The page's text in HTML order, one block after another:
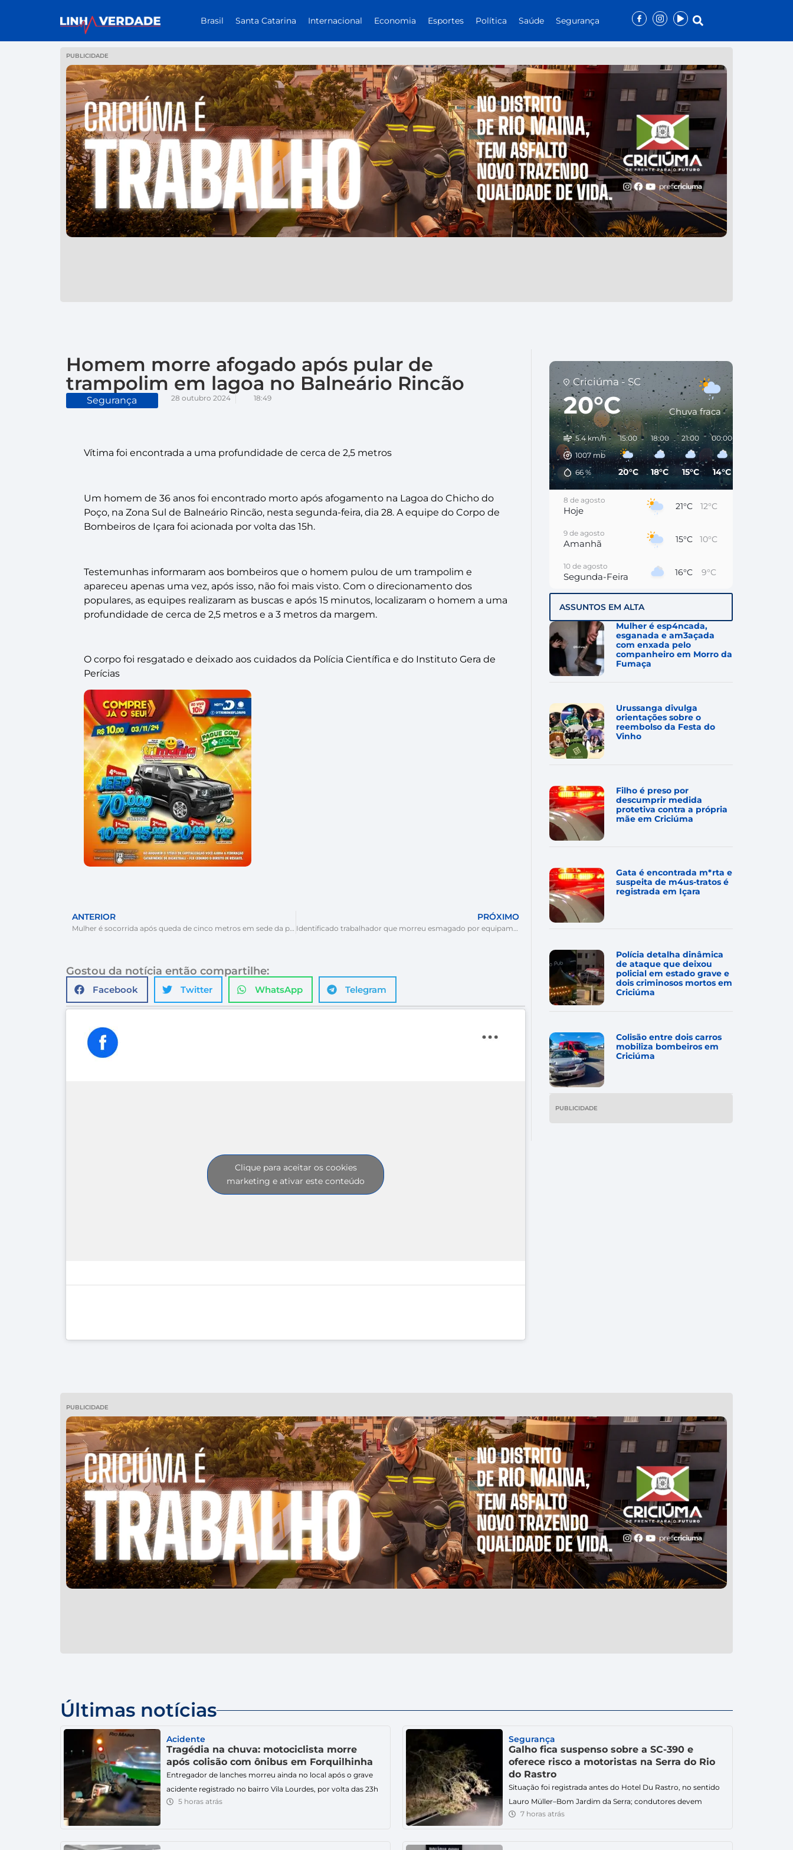
Brasil Santa Catarina Internacional Economia Esportes Política Saúde Segurança
PUBLICIDADE
Homem morre afogado após pular de
trampolim em lagoa no Balneário Rincão
Segurança 28 outubro 2024 18:49
Vítima foi encontrada a uma profundidade de cerca de 2,5 metros
Um homem de 36 anos foi encontrado morto após afogamento na Lagoa do Chicho do
Poço, na Zona Sul de Balneário Rincão, nesta segunda-feira, dia 28. A equipe do Corpo de
Bombeiros de Içara foi acionada por volta das 15h.
Testemunhas informaram aos bombeiros que o homem pulou de um trampolim e
apareceu apenas uma vez, após isso, não foi mais visto. Com o direcionamento dos
populares, as equipes realizaram as buscas e após 15 minutos, localizaram o homem a uma
profundidade de cerca de 2,5 metros e a 3 metros da margem.
O corpo foi resgatado e deixado aos cuidados da Polícia Científica e do Instituto Gera de
Perícias
ANTERIOR
Mulher é socorrida após queda de cinco metros em sede da prefeitura
PRÓXIMO
Identificado trabalhador que morreu esmagado por equipamento em Gaspar
Gostou da notícia então compartilhe:
Facebook Twitter WhatsApp Telegram
Clique para aceitar os cookies
marketing e ativar este conteúdo
Criciúma - SC
20°C Chuva fraca
5.4 km/h
1007mb
66 %
15:00
20°C
18:00
18°C
21:00
15°C
00:00
14°C
8 de agosto
Hoje 21°C 12°C
9 de agosto
Amanhã 15°C 10°C
10 de agosto
Segunda-Feira 16°C 9°C
Terça-Feira
12 de agosto
Quarta-Feira 13°C 10°C
13 de agosto
Quinta-Feira
Sexta-Feira 19°C
ASSUNTOS EM ALTA
Mulher é esp4ncada,
esganada e am3açada
com enxada pelo
companheiro em Morro da
Fumaça
Urussanga divulga
orientações sobre o
reembolso da Festa do
Vinho
Filho é preso por
descumprir medida
protetiva contra a própria
mãe em Criciúma
Gata é encontrada m*rta e
suspeita de m4us-tratos é
registrada em Içara
Polícia detalha dinâmica
de ataque que deixou
policial em estado grave e
dois criminosos mortos em
Criciúma
Colisão entre dois carros
mobiliza bombeiros em
Criciúma
PUBLICIDADE
PUBLICIDADE
Últimas notícias
Acidente
Tragédia na chuva: motociclista morre
após colisão com ônibus em Forquilhinha
Entregador de lanches morreu ainda no local após o grave
acidente registrado no bairro Vila Lourdes, por volta das 23h
desta quinta-feira (6). Uma noite de chuva terminou em
5 horas atrás
Segurança
Galho fica suspenso sobre a SC-390 e
oferece risco a motoristas na Serra do Rio
do Rastro
Situação foi registrada antes do Hotel Du Rastro, no sentido
Lauro Müller–Bom Jardim da Serra; condutores devem
redobrar a atenção. Um galho ficou suspenso sobre a pista
7 horas atrás